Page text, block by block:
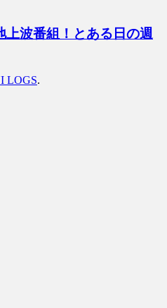
上波番組！とある日の週
LOGS.